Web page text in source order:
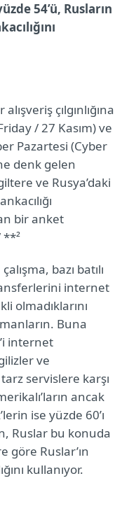
54’ü, Rusların
çılgınlığına
/ 27 Kasım) ve
Pazartesi (Cyber
denk gelen
ve Rusya’daki
bir anket
**²
bazı batılı
internet
olmadıklarını
Buna
internet
ve
servislere karşı
ancak
ise yüzde 60’ı
Ruslar bu konuda
göre Ruslar’ın
kullanıyor.